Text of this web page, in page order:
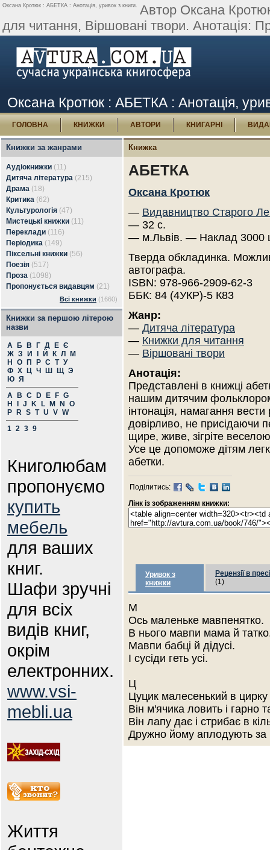
Оксана Кротюк : АБЕТКА : Анотація, уривок з книги. Автор Оксана
для читання, Віршовані твори. Анотація:
Оксана Кротюк : АБЕТКА : Анотація,
ГОЛОВНА КНИЖКИ АВТОРИ КНИГАРНІ
Книжки за жанрами
Аудіокнижки (11)
Дитяча література (215)
Драма (18)
Критика (62)
Культурологія (47)
Мистецькі книжки (11)
Переклади (116)
Періодика (149)
Піксельні книжки (56)
Поезія (517)
Проза (1098)
Пропонується видавцям (21)
Всі книжки (1660)
Книжки за першою літерою
назви
А Б В Г Д Е Є
Ж З И Й К Л
М
Н
О П Р С Т У
Ф Х Ц Ч Ш Щ Э
Ю Я
A
B C D E F G
H
J K L M N
O
P
R S T U V W
1 2 3 9
Книголюбам
пропонуємо
купить
мебель
для ваших
книг.
Шафи зручні
для всіх
видів книг,
окрім
електронних.
www.vsi-
mebli.ua
Життя
Книжка
АБЕТКА
Оксана Кротюк
— Видавництво Старого
— 32 с.
— м.Львів. — Наклад 3000
Тверда обкладинка.
автографа.
ISBN: 978-966-2909-62-3
ББК: 84 (4УКР)-5 К83
Жанр:
— Дитяча література
— Книжки для читання
— Віршовані твори
Анотація:
Представлені в книжці
нашим дитячим
інтонація, намагання
довірливо, не присідаючи
щире, живе, зігріте
Усе це допоможе дітям
абетки.
Поділитись:
Лінк із зображенням книжки:
Уривок з
книжки
Рецензії в пресі
(1)
М
Ось маленьке мавпенятко.
В нього мавпи мама й
Мавпи бабці й дідусі.
І сусіди геть усі.
Ц
Цуцик малесенький в
Він м'ячика ловить і гарно
Він лапу дає і стрибає в
Дружно йому аплодують за